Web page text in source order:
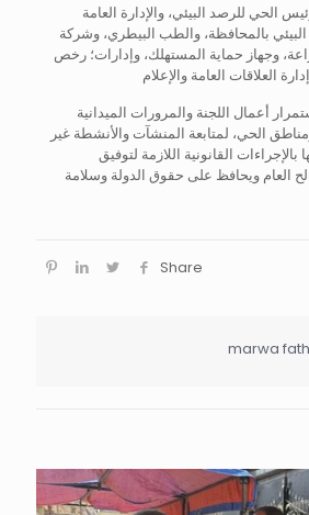
الحي للرصد البيئي، والإدارة العامة
البيئي بالمحافظة، والطب البيطري، وشركة
وجهاز حماية المستهلك، وإدارات؛ رخص
العلاقات العامة والإعلام
أعمال اللجنة والمرورات الميدانية
الحي، لمتابعة المنشآت والأنشطة غير
القانونية اللازمة لتوفيق
العام ويحافظ على حقوق الدولة وسلامة
Share
marwa